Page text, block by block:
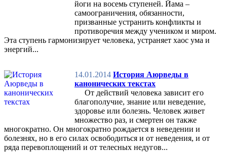
йоги на восемь ступеней. Йама –
самоограничения, обязанности,
призванные устранить конфликты и
противоречия между учеником и миром.
Эта ступень гармонизирует человека, устраняет хаос ума и
энергий...
14.01.2014 История Аюрведы в
канонических текстах
От действий человека зависит его
благополучие, знание или неведение,
здоровье или болезнь. Человек живет
множество раз, и смертен он также
многократно. Он многократно рождается в неведении и
болезнях, но в его силах освободиться и от неведения, и от
ряда перевоплощений и от телесных недугов...